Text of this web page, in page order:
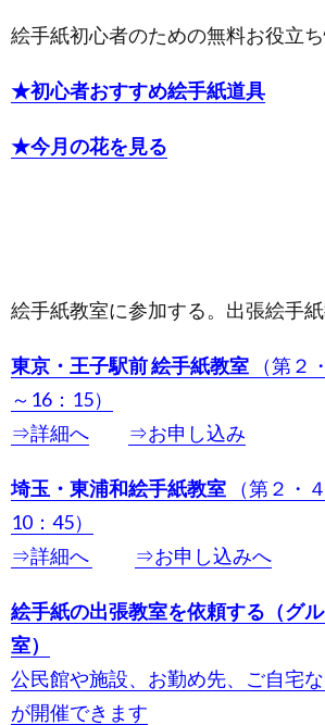
絵手紙初心者のための無料お役立
★初心者おすすめ絵手紙道具
★今月の花を見る
絵手紙教室に参加する。出張絵手
東京・王子駅前 絵手紙教室 （第２
～16：15）
⇒詳細へ
⇒お申し込み
埼玉・東浦和絵手紙教室 （第２・
10：45）
⇒詳細へ
⇒お申し込みへ
絵手紙の出張教室を依頼する（グ
室）
公民館や施設、お勤め先、ご自宅
が開催できます